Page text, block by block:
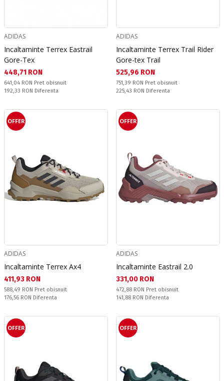
ADIDAS
Incaltaminte Terrex Eastrail
Gore-Tex
Текуща цена:
448,71 RON
Pret obisnuit:
641,04 RON Pret obisnuit
Спестявате:
192,33 RON Diferenta
ADIDAS
Incaltaminte Terrex Trail Rider
Gore-tex Trail
Текуща цена:
525,96 RON
Pret obisnuit:
751,39 RON Pret obisnuit
Спестявате:
225,43 RON Diferenta
OFFER
ADIDAS
Incaltaminte Terrex Ax4
Текуща цена:
411,93 RON
Pret obisnuit:
588,49 RON Pret obisnuit
Спестявате:
176,56 RON Diferenta
OFFER
ADIDAS
Incaltaminte Eastrail 2.0
Текуща цена:
331,00 RON
Pret obisnuit:
472,88 RON Pret obisnuit
Спестявате:
141,88 RON Diferenta
OFFER OFFER